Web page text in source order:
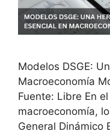
Modelos DSGE:
Macroeconomía
Fuente: Libre En
macroeconomía,
General Dinámico